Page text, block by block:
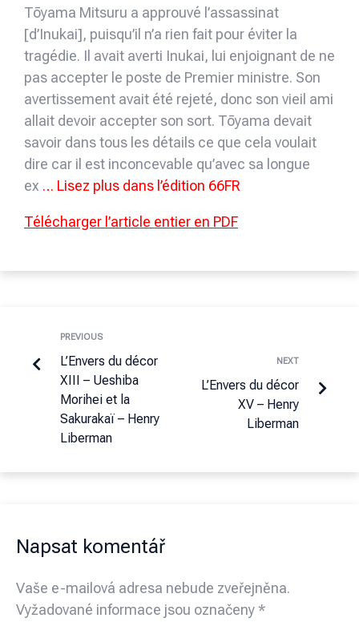
Tōyama Mitsuru a approuvé l’assassinat
[d’Inukai], puisqu’il n’a rien fait pour éviter la
tragédie. Il avait averti Inukai, lui enjoignant de ne
pas accepter le poste de Premier ministre. Son
avertissement avait été rejeté, donc son vieil ami
allait devoir accepter son sort. Tōyama devait
savoir dans tous les détails ce que cela voulait
dire car il est inconcevable qu’avec sa longue
ex … Lisez plus dans l’édition 66FR
Télécharger l’article entier en PDF
PREVIOUS
L’Envers du décor
XIII – Ueshiba
Morihei et la
Sakurakaï – Henry
Liberman
NEXT
L’Envers du décor
XV – Henry
Liberman
Napsat komentář
Vaše e-mailová adresa nebude zveřejněna.
Vyžadované informace jsou označeny*